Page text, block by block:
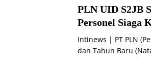
PLN UID S2JB
Personel Siaga
Intinews | PT PLN
dan Tahun Baru